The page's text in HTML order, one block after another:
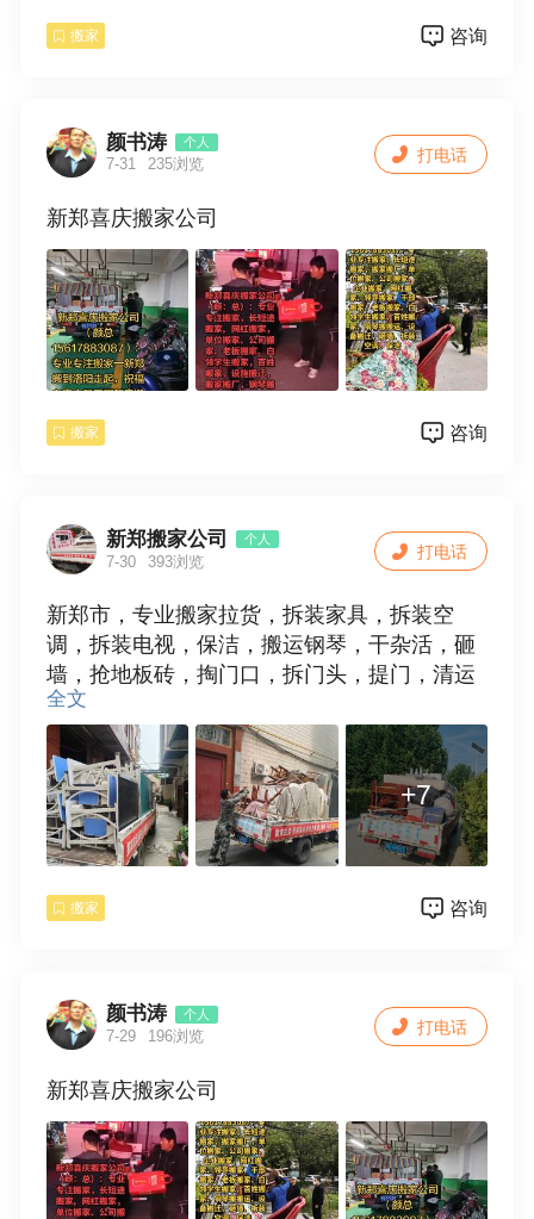
搬家 咨询
颜书涛 个人
7-31 235浏览
新郑喜庆搬家公司
打电话
搬家 咨询
新郑搬家公司 个人
7-30 393浏览
新郑市，专业搬家拉货，拆装家具，拆装空
调，拆装电视，保洁，搬运钢琴，干杂活，砸
墙，抢地板砖，掏门口，拆门头，提门，清运
垃圾，欢迎使用。15538109881
全文
+7
打电话
搬家 咨询
颜书涛 个人
7-29 196浏览
新郑喜庆搬家公司
打电话